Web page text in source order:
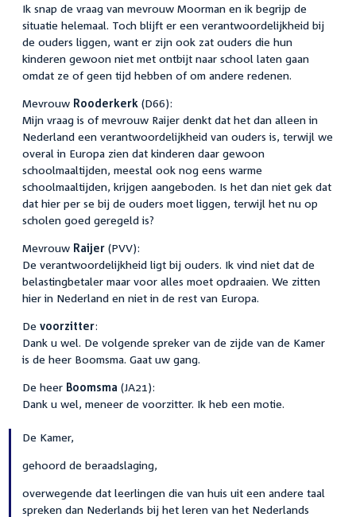
Ik snap de vraag van mevrouw Moorman en ik begrijp de
situatie helemaal. Toch blijft er een verantwoordelijkheid bij
de ouders liggen, want er zijn ook zat ouders die hun
kinderen gewoon niet met ontbijt naar school laten gaan
omdat ze of geen tijd hebben of om andere redenen.
Mevrouw Rooderkerk (D66):
Mijn vraag is of mevrouw Raijer denkt dat het dan alleen in
Nederland een verantwoordelijkheid van ouders is, terwijl we
overal in Europa zien dat kinderen daar gewoon
schoolmaaltijden, meestal ook nog eens warme
schoolmaaltijden, krijgen aangeboden. Is het dan niet gek dat
dat hier per se bij de ouders moet liggen, terwijl het nu op
scholen goed geregeld is?
Mevrouw Raijer (PVV):
De verantwoordelijkheid ligt bij ouders. Ik vind niet dat de
belastingbetaler maar voor alles moet opdraaien. We zitten
hier in Nederland en niet in de rest van Europa.
De voorzitter:
Dank u wel. De volgende spreker van de zijde van de Kamer
is de heer Boomsma. Gaat uw gang.
De heer Boomsma (JA21):
Dank u wel, meneer de voorzitter. Ik heb een motie.
De Kamer,
gehoord de beraadslaging,
overwegende dat leerlingen die van huis uit een andere taal
spreken dan Nederlands bij het leren van het Nederlands